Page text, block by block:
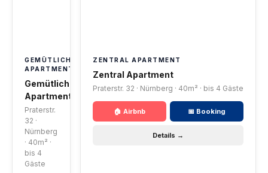
GEMÜTLICHES
APARTMENT
Gemütliches
Apartment
Praterstr.
32 ·
Nürnberg
· 40m² ·
bis 4
Gäste
ZENTRAL APARTMENT
Zentral Apartment
Praterstr. 32 · Nürnberg · 40m² · bis 4 Gäste
🏠 Airbnb 📅 Booking
Details →